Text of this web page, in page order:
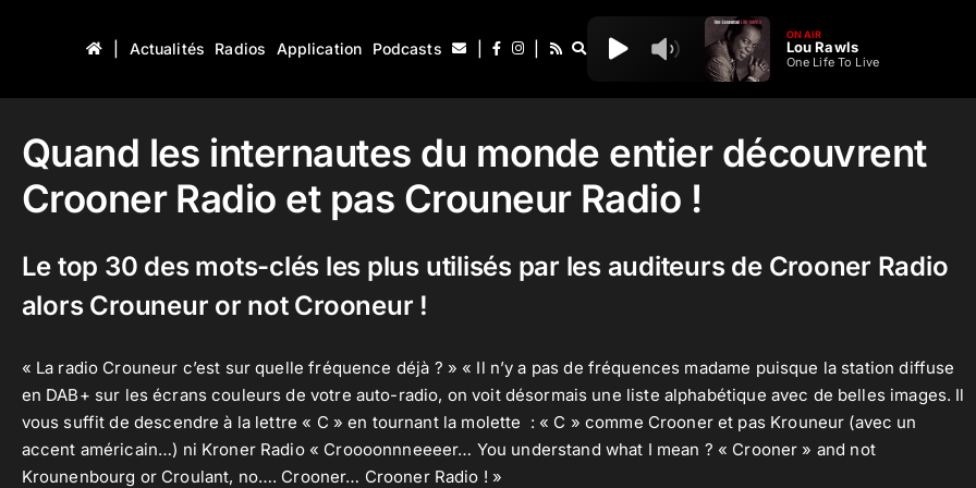
Actualités Radios Application Podcasts
ON AIR
Lou Rawls
One Life To Live
Quand les internautes du monde entier découvrent
Crooner Radio et pas Crouneur Radio !
Le top 30 des mots-clés les plus utilisés par les auditeurs de Crooner Radio
alors Crouneur or not Crooneur !
« La radio Crouneur c’est sur quellefréquence déjà ? » « Il n’y a pas de fréquences madame puisque la station diffuse
en DAB+ sur les écrans couleurs de votre auto-radio, on voit désormais une liste alphabétique avec de belles images. Il
vous suffit de descendre à la lettre « C » en tournant la molette : « C » comme Crooner et pas Krouneur (avec un
accent américain…) ni Kroner Radio « Croooonnneeeer… You understand what I mean ? « Crooner » and not
Krounenbourg or Croulant, no…. Crooner… Crooner Radio ! »